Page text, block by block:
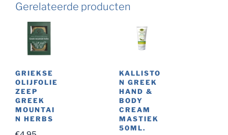
Gerelateerde producten
GRIEKSE
OLIJFOLIE
ZEEP
GREEK
MOUNTAI
N HERBS
KALLISTO
N GREEK
HAND &
BODY
CREAM
MASTIEK
50ML.